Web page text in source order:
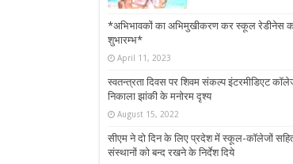
*अभिभावकों का अभिमुखीकरण कर स्कूल रेडीनेस
शुभारम्भ*
April 11, 2023
स्वतन्त्रता दिवस पर शिवम संकल्प इंटरमीडिएट
निकाला झांकी के मनोरम दृश्य
August 15, 2022
सीएम ने दो दिन के लिए प्रदेश में स्कूल-कॉलेजों
संस्थानों को बन्द रखने के निर्देश दिये